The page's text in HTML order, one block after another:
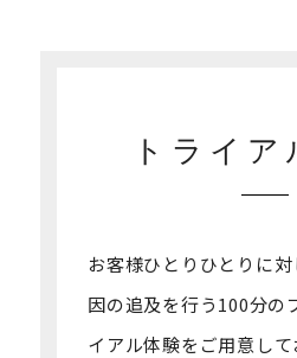
トライア
お客様ひとりひとりに
因の追及を行う100分の
イアル体験をご用意して